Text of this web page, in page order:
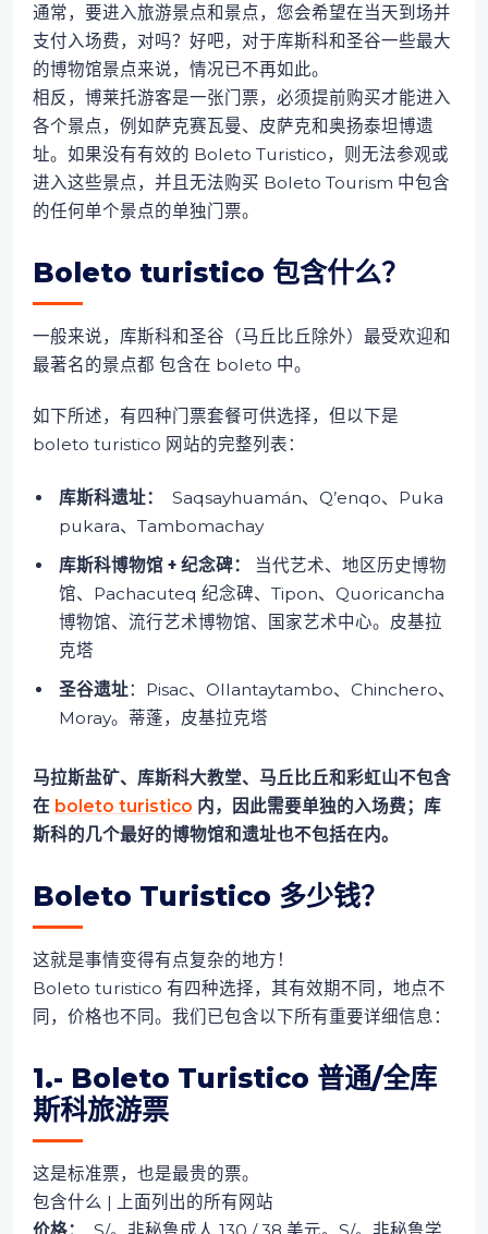
通常，要进入旅游景点和景点，您会希望在当天到场并
支付入场费，对吗？好吧，对于库斯科和圣谷一些最大
的博物馆景点来说，情况已不再如此。
相反，博莱托游客是一张门票，必须提前购买才能进入
各个景点，例如萨克赛瓦曼、皮萨克和奥扬泰坦博遗
址。如果没有有效的 Boleto Turistico，则无法参观或
进入这些景点，并且无法购买 Boleto Tourism 中包含
的任何单个景点的单独门票。
Boleto turistico 包含什么？
一般来说，库斯科和圣谷（马丘比丘除外）最受欢迎和
最著名的景点都 包含在 boleto 中。
如下所述，有四种门票套餐可供选择，但以下是
boleto turistico 网站的完整列表：
库斯科遗址：
Saqsayhuamán、Q’enqo、Puka
pukara、Tambomachay
库斯科博物馆 + 纪念碑： 当代艺术、地区历史博物
馆、Pachacuteq 纪念碑、Tipon、Quoricancha
博物馆、流行艺术博物馆、国家艺术中心。皮基拉
克塔
圣谷遗址：Pisac、Ollantaytambo、Chinchero、
Moray。蒂蓬，皮基拉克塔
马拉斯盐矿、库斯科大教堂、马丘比丘和彩虹山不包含
在 boleto turistico 内，因此需要单独的入场费；库
斯科的几个最好的博物馆和遗址也不包括在内。
Boleto Turistico 多少钱？
这就是事情变得有点复杂的地方！
Boleto turistico 有四种选择，其有效期不同，地点不
同，价格也不同。我们已包含以下所有重要详细信息：
1.- Boleto Turistico 普通/全库
斯科旅游票
这是标准票，也是最贵的票。
包含什么 | 上面列出的所有网站
价格：
S/。非秘鲁成人 130 / 38 美元。S/。非秘鲁学